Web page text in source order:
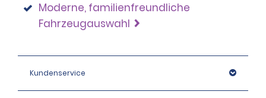
Moderne, familienfreundliche
Fahrzeugauswahl
Kundenservice